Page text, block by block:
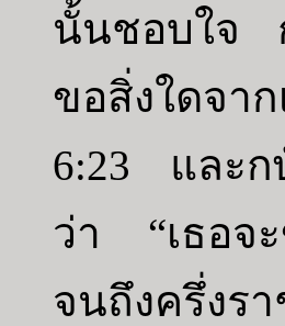
นั้นชอบใจ
ขอสิ่งใดจาก
6:23 และก
ว่า “เธอจะ
จนถึงครึ่งร